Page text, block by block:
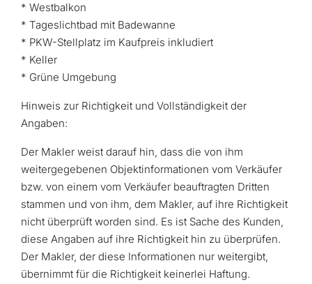
* Westbalkon
* Tageslichtbad mit Badewanne
* PKW-Stellplatz im Kaufpreis inkludiert
* Keller
* Grüne Umgebung
Hinweis zur Richtigkeit und Vollständigkeit der
Angaben:
Der Makler weist darauf hin, dass die von ihm
weitergegebenen Objektinformationen vom Verkäufer
bzw. von einem vom Verkäufer beauftragten Dritten
stammen und von ihm, dem Makler, auf ihre Richtigkeit
nicht überprüft worden sind. Es ist Sache des Kunden,
diese Angaben auf ihre Richtigkeit hin zu überprüfen.
Der Makler, der diese Informationen nur weitergibt,
übernimmt für die Richtigkeit keinerlei Haftung.